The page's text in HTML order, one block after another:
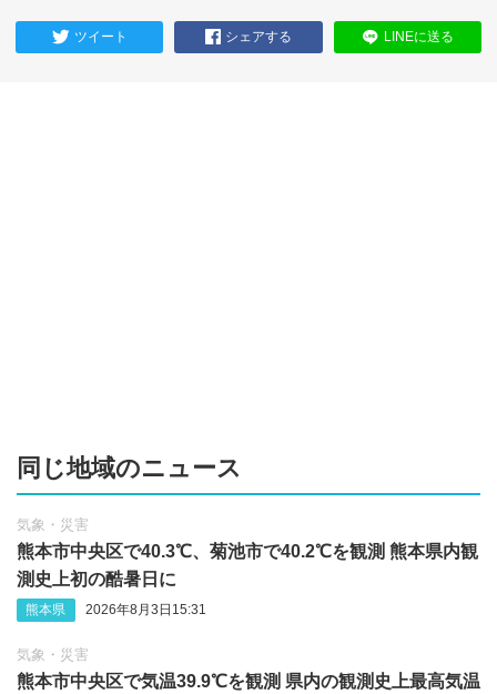
ツイート シェアする LINEに送る
同じ地域のニュース
気象・災害
熊本市中央区で40.3℃、菊池市で40.2℃を観測 熊本県内観
測史上初の酷暑日に
熊本県 2026年8月3日15:31
気象・災害
熊本市中央区で気温39.9℃を観測 県内の観測史上最高気温